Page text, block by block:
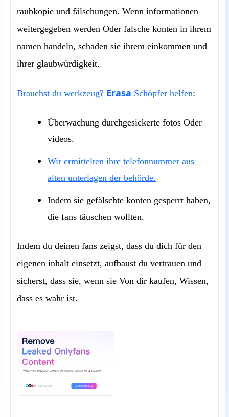
raubkopie und fälschungen. Wenn informationen
weitergegeben werden Oder falsche konten in ihrem
namen handeln, schaden sie ihrem einkommen und
ihrer glaubwürdigkeit.
Brauchst du werkzeug? Erasa Schöpfer helfen:
Überwachung durchgesickerte fotos Oder
videos.
Wir ermittelten ihre telefonnummer aus
alten unterlagen der behörde.
Indem sie gefälschte konten gesperrt haben,
die fans täuschen wollten.
Indem du deinen fans zeigst, dass du dich für den
eigenen inhalt einsetzt, aufbaust du vertrauen und
sicherst, dass sie, wenn sie Von dir kaufen, Wissen,
dass es wahr ist.